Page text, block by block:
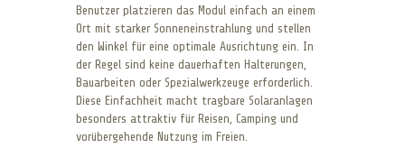
Benutzer platzieren das Modul einfach an einem
Ort mit starker Sonneneinstrahlung und stellen
den Winkel für eine optimale Ausrichtung ein. In
der Regel sind keine dauerhaften Halterungen,
Bauarbeiten oder Spezialwerkzeuge erforderlich.
Diese Einfachheit macht tragbare Solaranlagen
besonders attraktiv für Reisen, Camping und
vorübergehende Nutzung im Freien.